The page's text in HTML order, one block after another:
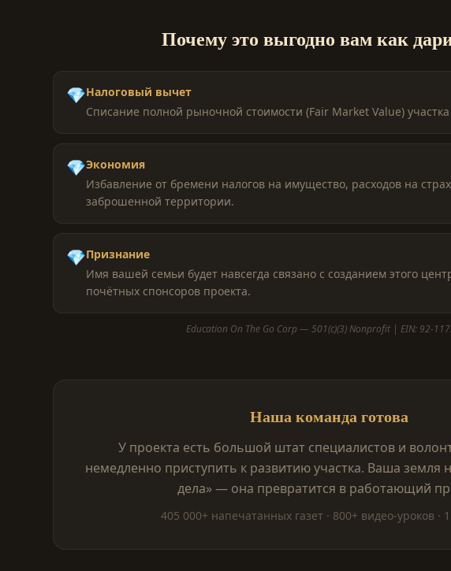
Почему это выгодно вам как
💎Налоговый вычет
Списание полной рыночной стоимости (Fair Market Value)
💎Экономия
Избавление от бремени налогов на имущество, расходов на
заброшенной территории.
💎Признание
Имя вашей семьи будет навсегда связано с созданием этого
почётных спонсоров проекта.
Education On The Go Corp — 501(c)(3) Nonprofit | EIN: 92-
Наша команда готова
У проекта есть большой штат специалистов и
немедленно приступить к развитию участка. Ваша земля
дела» — она превратится в работающий
405 000+ напечатанных газет · 800+ видео-уроков ·